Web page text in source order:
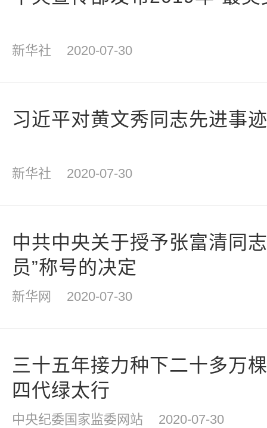
新华社 2020-07-30
习近平对黄文秀同志先进事
新华社 2020-07-30
中共中央关于授予张富清同
员”称号的决定
新华网 2020-07-30
三十五年接力种下二十多万
四代绿太行
中央纪委国家监委网站 2020-07-30